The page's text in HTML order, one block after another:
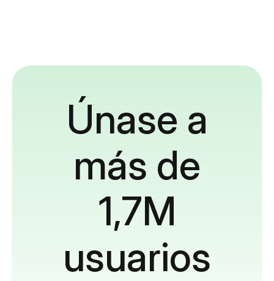
Únase a
más de
1,7M
usuarios